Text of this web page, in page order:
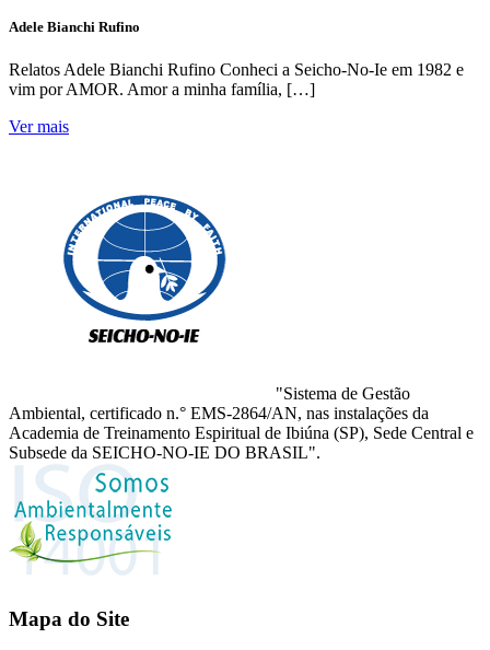
Adele Bianchi Rufino
Relatos Adele Bianchi Rufino Conheci a Seicho-No-Ie em 1982 e
vim por AMOR. Amor a minha família, […]
Ver mais
"Sistema de Gestão
Ambiental, certificado n.° EMS-2864/AN, nas instalações da
Academia de Treinamento Espiritual de Ibiúna (SP), Sede Central e
Subsede da SEICHO-NO-IE DO BRASIL".
Mapa do Site